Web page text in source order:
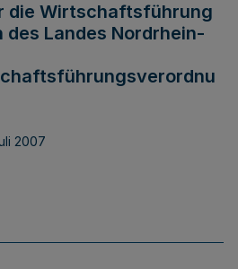
die Wirtschaftsführung
des Landes Nordrhein-
2007